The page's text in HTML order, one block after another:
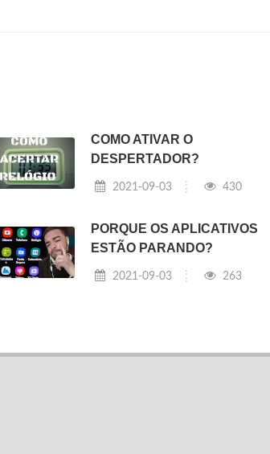
COMO ATIVAR O
DESPERTADOR?
2021-09-03 430
PORQUE OS APLICATIVOS
ESTÃO PARANDO?
2021-09-03 263